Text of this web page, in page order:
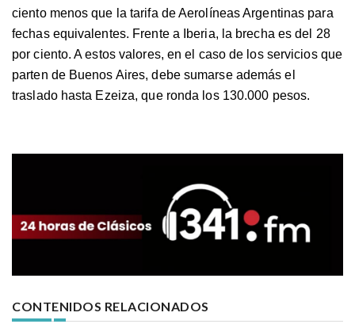
ciento menos que la tarifa de Aerolíneas Argentinas para
fechas equivalentes. Frente a Iberia, la brecha es del 28
por ciento. A estos valores, en el caso de los servicios que
parten de Buenos Aires, debe sumarse además el
traslado hasta Ezeiza, que ronda los 130.000 pesos.
CONTENIDOS RELACIONADOS